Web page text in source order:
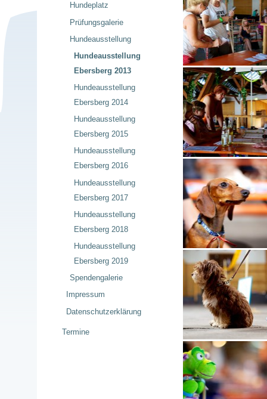
Hundeplatz
Prüfungsgalerie
Hundeausstellung
Hundeausstellung
Ebersberg 2013
Hundeausstellung
Ebersberg 2014
Hundeausstellung
Ebersberg 2015
Hundeausstellung
Ebersberg 2016
Hundeausstellung
Ebersberg 2017
Hundeausstellung
Ebersberg 2018
Hundeausstellung
Ebersberg 2019
Spendengalerie
Impressum
Datenschutzerklärung
Termine